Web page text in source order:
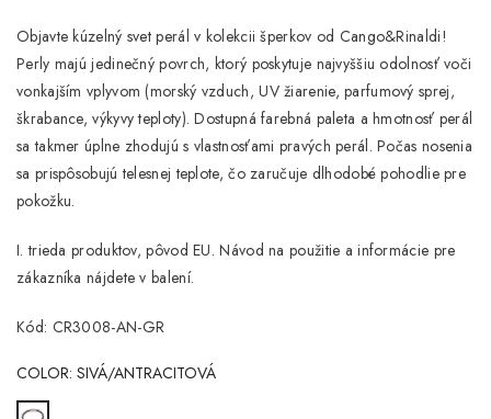
Objavte kúzelný svet perál v kolekcii šperkov od Cango&Rinaldi!
Perly majú jedinečný povrch, ktorý poskytuje najvyššiu odolnosť voči
vonkajším vplyvom (morský vzduch, UV žiarenie, parfumový sprej,
škrabance, výkyvy teploty). Dostupná farebná paleta a hmotnosť perál
sa takmer úplne zhodujú s vlastnosťami pravých perál. Počas nosenia
sa prispôsobujú telesnej teplote, čo zaručuje dlhodobé pohodlie pre
pokožku.
I. trieda produktov, pôvod EU. Návod na použitie a informácie pre
zákazníka nájdete v balení.
Kód: CR3008-AN-GR
COLOR: SIVÁ/ANTRACITOVÁ